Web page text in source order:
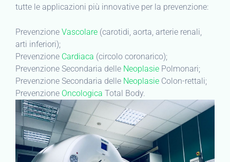
tutte le applicazioni più innovative per la prevenzione:
Prevenzione Vascolare (carotidi, aorta, arterie renali,
arti inferiori);
Prevenzione Cardiaca (circolo coronarico);
Prevenzione Secondaria delle Neoplasie Polmonari;
Prevenzione Secondaria delle Neoplasie Colon-rettali;
Prevenzione Oncologica Total Body.